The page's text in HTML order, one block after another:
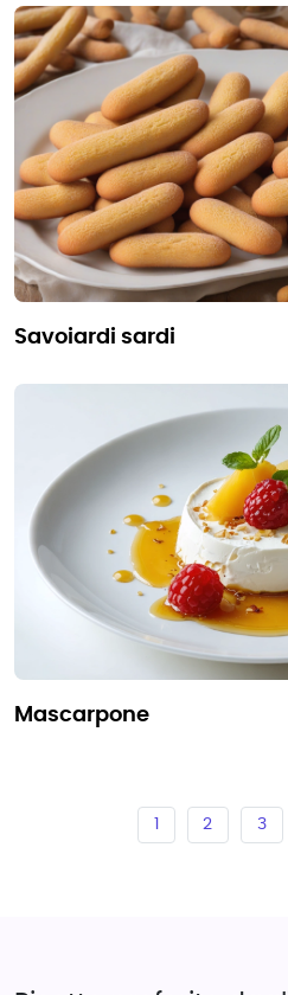
savoiardi sardi
mascarpone
2 3